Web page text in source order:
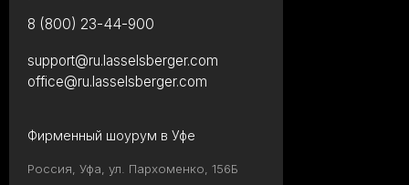
8 (800) 23-44-900
Фирменный шоурум в Уфе
Россия, Уфа, ул. Пархоменко, 156Б
support@ru.lasselsberger.com
office@ru.lasselsberger.com